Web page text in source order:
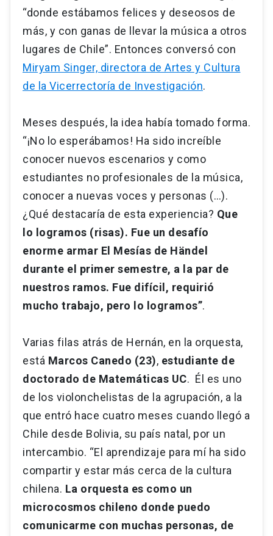
“donde estábamos felices y deseosos de
más, y con ganas de llevar la música a otros
lugares de Chile”. Entonces conversó con
Miryam Singer, directora de Artes y Cultura
de la Vicerrectoría de Investigación.
Meses después, la idea había tomado forma.
“¡No lo esperábamos! Ha sido increíble
conocer nuevos escenarios y como
estudiantes no profesionales de la música,
conocer a nuevas voces y personas (…).
¿Qué destacaría de esta experiencia? Que
lo logramos (risas). Fue un desafío
enorme armar El Mesías de Händel
durante el primer semestre, a la par de
nuestros ramos. Fue difícil, requirió
mucho trabajo, pero lo logramos”.
Varias filas atrás de Hernán, en la orquesta,
está Marcos Canedo (23), estudiante de
doctorado de Matemáticas UC. Él es uno
de los violonchelistas de la agrupación, a la
que entró hace cuatro meses cuando llegó a
Chile desde Bolivia, su país natal, por un
intercambio. “El aprendizaje para mí ha sido
compartir y estar más cerca de la cultura
chilena. La orquesta es como un
microcosmos chileno donde puedo
comunicarme con muchas personas, de